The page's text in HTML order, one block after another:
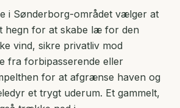
i Sønderborg-området vælger at
hegn for at skabe læ for den
vind, sikre privatliv mod
fra forbipasserende eller
for at afgrænse haven og
et trygt uderum. Et gammelt,